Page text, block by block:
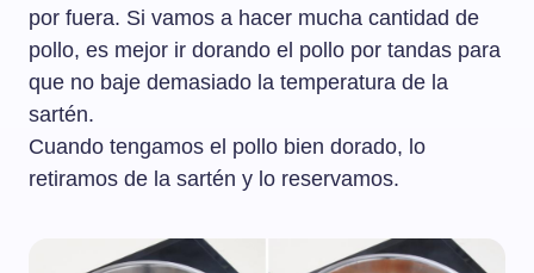
por fuera. Si vamos a hacer mucha cantidad de
pollo, es mejor ir dorando el pollo por tandas para
que no baje demasiado la temperatura de la
sartén.
Cuando tengamos el pollo bien dorado, lo
retiramos de la sartén y lo reservamos.